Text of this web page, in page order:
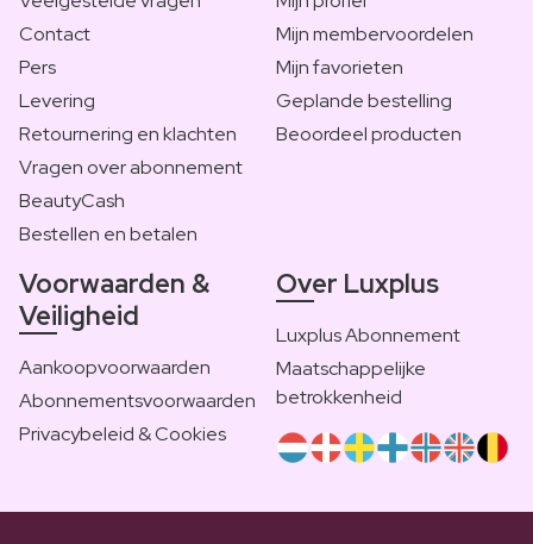
Contact
Pers
Levering
Retournering en klachten
Vragen over abonnement
BeautyCash
Bestellen en betalen
Mijn membervoordelen
Mijn favorieten
Geplande bestelling
Beoordeel producten
Voorwaarden &
Veiligheid
Aankoopvoorwaarden
Abonnementsvoorwaarden
Privacybeleid & Cookies
Over Luxplus
Luxplus Abonnement
Maatschappelijke
betrokkenheid